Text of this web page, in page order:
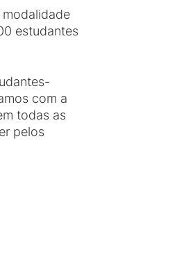
estudantes
com a
todas as
pelos